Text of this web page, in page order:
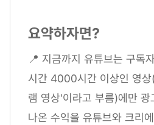
요약하자면?
📍 지금까지 유튜브는 구독
시간 4000시간 이상인 영상
램 영상'이라고 부름)에만 광
나온 수익을 유튜브와 크리